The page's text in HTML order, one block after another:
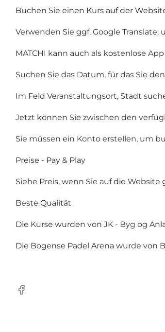
Buchen Sie einen Kurs auf der
Verwenden Sie ggf. Google Translate,
MATCHI kann auch als kostenlose
Suchen Sie das Datum, für das Sie
Im Feld Veranstaltungsort, Stadt
Jetzt können Sie zwischen den
Sie müssen ein Konto erstellen, um
Preise - Pay & Play
Siehe Preis, wenn Sie auf die
Beste Qualität
Die Kurse wurden von JK - Byg og
Die Bogense Padel Arena wurde von
Facebook